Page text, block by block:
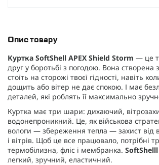
Опис товару
Куртка SoftShell APEX Shield Storm — це
друг у боротьбі з погодою. Вона
стоїть на сторожі твоєї гідності, навіть
дощить або вітер не дає спокою. І має
деталей, які роблять її максимально
Куртка має три шари: дихаючий,
водонепроникний. Це, як військова
вологи — збереження тепла — захист від
і вітрів. Щоб це все працювало, потрібні
термобілизна, фліс і мембранка. SoftShelll
легкий, зручний, еластичний.